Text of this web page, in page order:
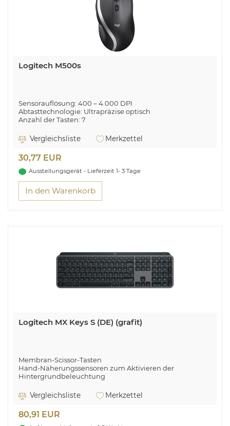
Logitech M500s
Sensorauflösung: 400 – 4.000 DPI
Abtasttechnologie: Ultrapräzise optisch
Anzahl der Tasten: 7
Scrollrad mit hyperschnellen Bildläufen
Vergleichsliste Merkzettel
30,77 EUR
Ausstellungsgerät - Lieferzeit 1- 3 Tage
In den Warenkorb
Logitech MX Keys S (DE) (grafit)
Membran-Scissor-Tasten
Hand-Näherungssensoren zum Aktivieren der
Hintergrundbeleuchtung
Lieferumfang)
Bluetooth
Vergleichsliste Merkzettel
80,91 EUR